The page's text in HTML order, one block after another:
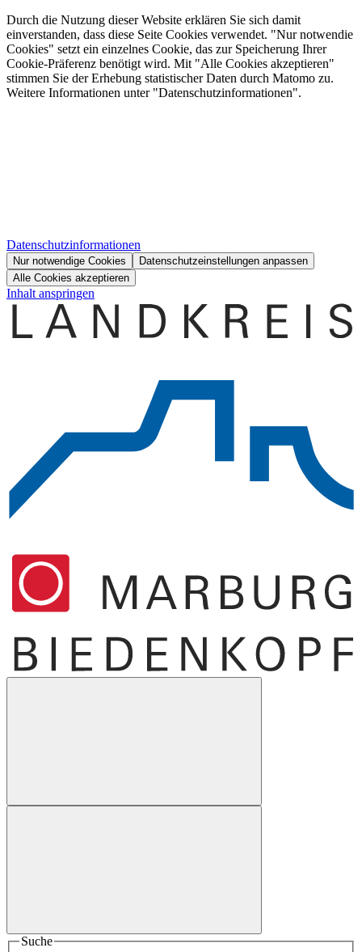
Durch die Nutzung dieser Website erklären Sie sich damit
einverstanden, dass diese Seite Cookies verwendet. "Nur notwendie
Cookies" setzt ein einzelnes Cookie, das zur Speicherung Ihrer
Cookie-Präferenz benötigt wird. Mit "Alle Cookies akzeptieren"
stimmen Sie der Erhebung statistischer Daten durch Matomo zu.
Weitere Informationen unter "Datenschutzinformationen".
Datenschutzinformationen
Nur notwendige Cookies
Datenschutzeinstellungen anpassen
Alle Cookies akzeptieren
Inhalt anspringen
Suche